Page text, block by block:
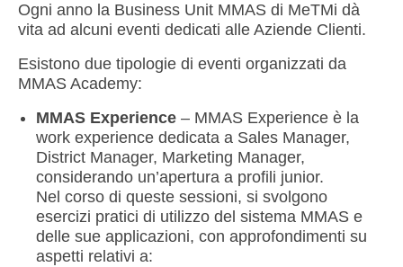
Ogni anno la Business Unit MMAS di MeTMi dà
vita ad alcuni eventi dedicati alle Aziende Clienti.
Esistono due tipologie di eventi organizzati da
MMAS Academy:
MMAS Experience – MMAS Experience è la
work experience dedicata a Sales Manager,
District Manager, Marketing Manager,
considerando un’apertura a profili junior.
Nel corso di queste sessioni, si svolgono
esercizi pratici di utilizzo del sistema MMAS e
delle sue applicazioni, con approfondimenti su
aspetti relativi a: